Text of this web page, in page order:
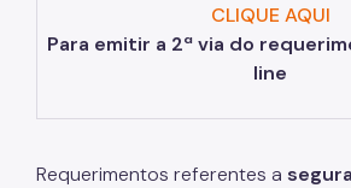
Segurança de uso das Edificações
Elevadores
Locais de Reunião e Eventos
CLIQUE AQUI
Para emitir a 2ª via do
line
Requerimentos referentes a